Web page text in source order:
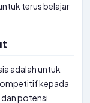
terus belajar
adalah untuk
kepada
potensi